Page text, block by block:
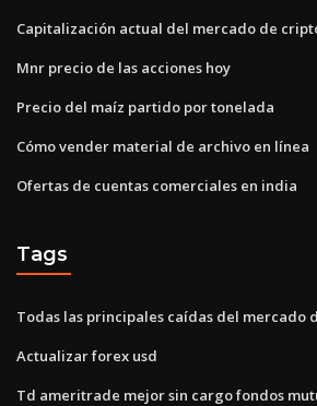
Capitalización actual del mercado de
Mnr precio de las acciones hoy
Precio del maíz partido por tonelada
Cómo vender material de archivo en línea
Ofertas de cuentas comerciales en india
Tags
Todas las principales caídas del mercado
Actualizar forex usd
Td ameritrade mejor sin cargo fondos